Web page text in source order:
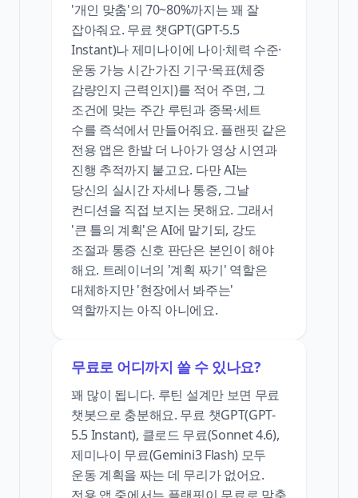
'개인 맞춤'의 70~80%까지는 꽤 잘
잡아줘요. 무료 챗GPT(GPT-5.5
Instant)나 제미나이에 나이·체력 수준·
운동 가능 시간·가진 기구·목표(체중
감량인지 근력인지)를 적어 주면, 그
조건에 맞는 주간 루틴과 종목·세트
수를 즉석에서 만들어줘요. 플랜핏 같은
전용 앱은 한발 더 나아가 영상 시연과
진행 추적까지 붙고요. 다만 AI는
당신의 실시간 자세나 통증, 그날
컨디션을 직접 보지는 못해요. 그래서
'큰 틀의 계획'은 AI에 맡기되, 강도
조절과 통증 신호 판단은 본인이 해야
해요. 트레이너의 '계획 짜기' 역할은
대체하지만 '현장에서 봐주는'
역할까지는 아직 아니에요.
무료로 어디까지 쓸 수 있나요?
꽤 많이 됩니다. 루틴 설계만 보면 무료
챗봇으로 충분해요. 무료 챗GPT(GPT-
5.5 Instant), 클로드 무료(Sonnet 4.6),
제미나이 무료(Gemini3 Flash) 모두
운동 계획을 짜는 데 무리가 없어요.